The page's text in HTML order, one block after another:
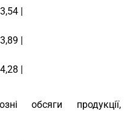
|
|
|
обсяги продукції,